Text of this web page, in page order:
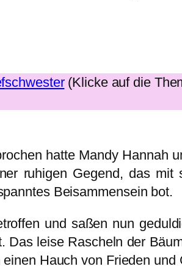
(Klicke auf die
hatte Mandy Hannah
ruhigen Gegend, das mit
Beisammensein bot.
und saßen nun
Das leise Rascheln der
Hauch von Frieden